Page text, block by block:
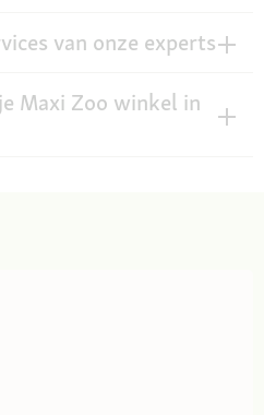
van onze experts
Maxi Zoo winkel in